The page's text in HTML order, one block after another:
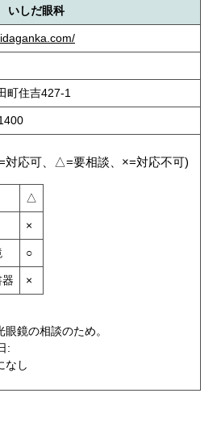
いしだ眼科
町住吉427-1
対応可、△=要相談、×=対応不可)
△
×
○
×
眼鏡の相談のため。
:
なし